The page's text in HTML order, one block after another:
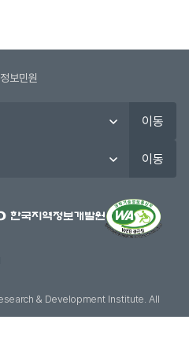
보민원
이동
이동
& Development Institute. AII